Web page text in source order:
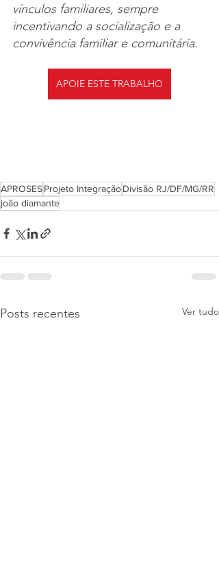
vínculos familiares, sempre
incentivando a socialização e a
convivência familiar e comunitária.
APOIE ESTE TRABALHO
APROSESProjeto IntegraçãoDivisão RJ/DF/MG/RR
joão diamante
Posts recentes Ver tudo